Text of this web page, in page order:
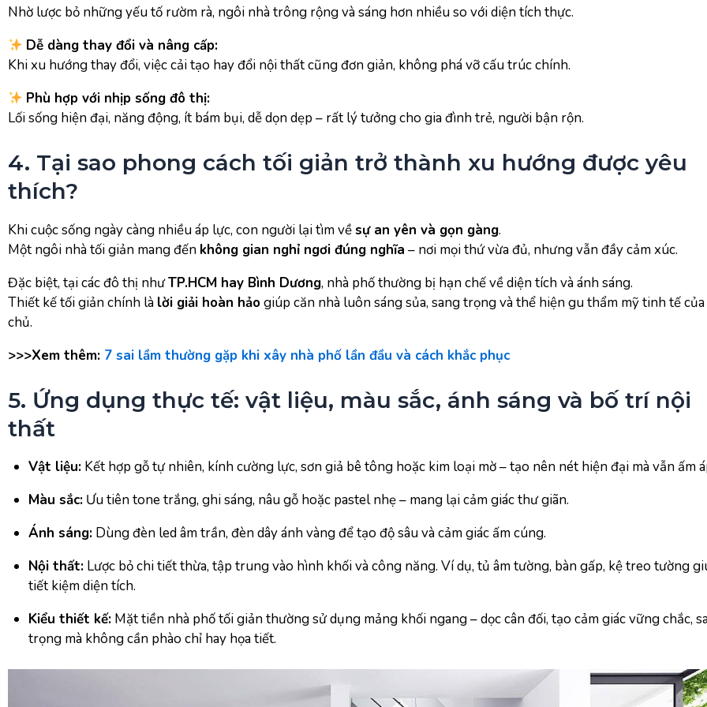
Nhờ lược bỏ những yếu tố rườm rà, ngôi nhà trông rộng và sáng hơn nhiều so với diện tích thực.
Dễ dàng thay đổi và nâng cấp:
Khi xu hướng thay đổi, việc cải tạo hay đổi nội thất cũng đơn giản, không phá vỡ cấu trúc chính.
Phù hợp với nhịp sống đô thị:
Lối sống hiện đại, năng động, ít bám bụi, dễ dọn dẹp – rất lý tưởng cho gia đình trẻ, người bận rộn.
4. Tại sao phong cách tối giản trở thành xu hướng được yêu
thích?
Khi cuộc sống ngày càng nhiều áp lực, con người lại tìm vềsự an yên và gọn gàng.
Một ngôi nhà tối giản mang đến không gian nghỉ ngơi đúng nghĩa – nơi mọi thứ vừa đủ, nhưng vẫn đầy cảm xúc.
Đặc biệt, tại các đô thị nhưTP.HCM hay Bình Dương, nhà phố thường bị hạn chế về diện tích và ánh sáng.
Thiết kế tối giản chính là lời giải hoàn hảogiúp căn nhà luôn sáng sủa, sang trọng và thể hiện gu thẩm mỹ tinh tế
chủ.
>>>Xem thêm: 7 sai lầm thường gặp khi xây nhà phố lần đầu và cách khắc phục
5. Ứng dụng thực tế: vật liệu, màu sắc, ánh sáng và bố trí nội
thất
Vật liệu:Kết hợp gỗ tự nhiên, kính cường lực, sơn giả bê tông hoặc kim loại mờ – tạo nên nét hiện đại mà vẫn ấm
Màu sắc:Ưu tiên tone trắng, ghi sáng, nâu gỗ hoặc pastel nhẹ – mang lại cảm giác thư giãn.
Ánh sáng:Dùng đèn led âm trần, đèn dây ánh vàng để tạo độ sâu và cảm giác ấm cúng.
Nội thất:Lược bỏ chi tiết thừa, tập trung vào hình khối và công năng. Ví dụ, tủ âm tường, bàn gấp, kệ treo tường
tiết kiệm diện tích.
Kiểu thiết kế:Mặt tiền nhà phố tối giản thường sử dụng mảng khối ngang – dọc cân đối, tạo cảm giác vững chắc,
trọng mà không cần phào chỉ hay họa tiết.